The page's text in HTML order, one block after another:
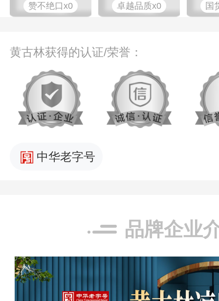
赞不绝口x0 卓越品质x0 国
黄古林获得的认证/荣誉：
中华老字号
品牌企业